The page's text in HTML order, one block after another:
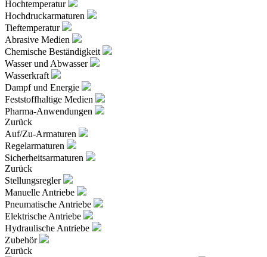
Hochtemperatur
Hochdruckarmaturen
Tieftemperatur
Abrasive Medien
Chemische Beständigkeit
Wasser und Abwasser
Wasserkraft
Dampf und Energie
Feststoffhaltige Medien
Pharma-Anwendungen
Zurück
Auf/Zu-Armaturen
Regelarmaturen
Sicherheitsarmaturen
Zurück
Stellungsregler
Manuelle Antriebe
Pneumatische Antriebe
Elektrische Antriebe
Hydraulische Antriebe
Zubehör
Zurück